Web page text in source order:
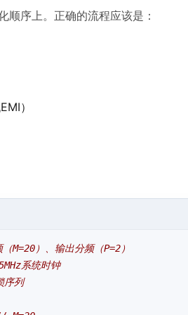
顺序上。正确的流程应该是：
）
M=20）、输出分频（P=2）
系统时钟
列